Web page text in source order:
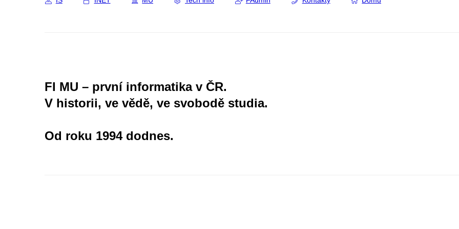
FI MU – první informatika v ČR.
V historii, ve vědě, ve svobodě studia.
Od roku 1994 dodnes.